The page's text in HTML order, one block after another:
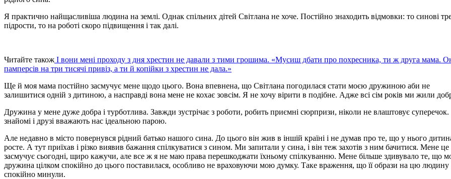
Я практично найщасливіша людина на землі. Однак спільних дітей Світлана не хоче. Постійно знаходить відмовки: то синові
підрости, то на роботі скоро підвищення і так далі.
Читайте також І вони мені проходу з дня хрестин не давали з тими грошима. «Мусиш дбати про похресника, ти ж друга мама.
памперсів на три тисячі привіз, а ти й копійки з хрестин не дала.»
Ще й моя мама постійно засмучує мене щодо цього. Вона впевнена, що Світлана погодилася стати моєю дружиною аби не
залишитися одній з дитиною, а насправді вона мене не кохає зовсім. Я не хочу вірити в подібне. Адже всі сім років ми жили
Дружина у мене дуже добра і турботлива. Завжди зустрічає з роботи, робить приємні сюрпризи, ніколи не влаштовує суперечок.
знайомі і друзі вважають нас ідеальною парою.
Але недавно в місто повернувся рідний батько нашого сина. До цього він жив в іншій країні і не думав про те, що у нього
росте. А тут приїхав і різко виявив бажання спілкуватися з сином. Ми запитали у сина, і він теж захотів з ним бачитися. Мене це
засмучує сьогодні, щиро кажучи, але все ж я не маю права перешкоджати їхньому спілкуванню. Мене більше здивувало те, що
дружина цілком спокійно до цього поставилася, особливо не враховуючи мою думку. Таке враження, що її образи на цю людину
спокійно минули.